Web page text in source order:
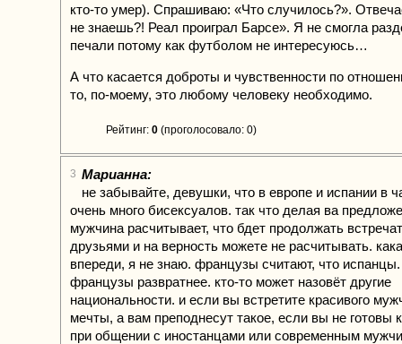
кто-то умер). Спрашиваю: «Что случилось?».
не знаешь?! Реал проиграл Барсе». Я не смогла
печали потому как футболом не интересуюсь…
А что касается доброты и чувственности по
то, по-моему, это любому человеку необходимо.
Рейтинг: 0 (проголосовало: 0)
3 Марианна:
не забывайте, девушки, что в европе и испании в
очень много бисексуалов. так что делая ва
мужчина расчитывает, что бдет продолжать
друзьями и на верность можете не расчитывать.
впереди, я не знаю. французы считают, что
французы развратнее. кто-то может назовёт другие
национальности. и если вы встретите красивого
мечты, а вам преподнесут такое, если вы не готовы
при общении с иностанцами или современным